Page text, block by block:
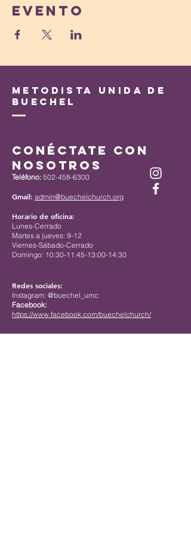
evento
Metodista Unida de
Buechel
Conéctate con
nosotros
Teléfono: 502-458-6300
Gmail: admin@buechelchurch.org
Horario de oficina:
Lunes-Cerrado
Martes a jueves: 9-12
Viernes-Sábado-Cerrado
Domingo: 10:30-11:45-13:00-14:30
Redes sociales:
Instagram: @buechel_umc
Facebook:
https://www.facebook.com/buechelchurch/